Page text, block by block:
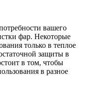
вашего
фар. Некоторые
только в теплое
защиты в
в том, чтобы
в разное